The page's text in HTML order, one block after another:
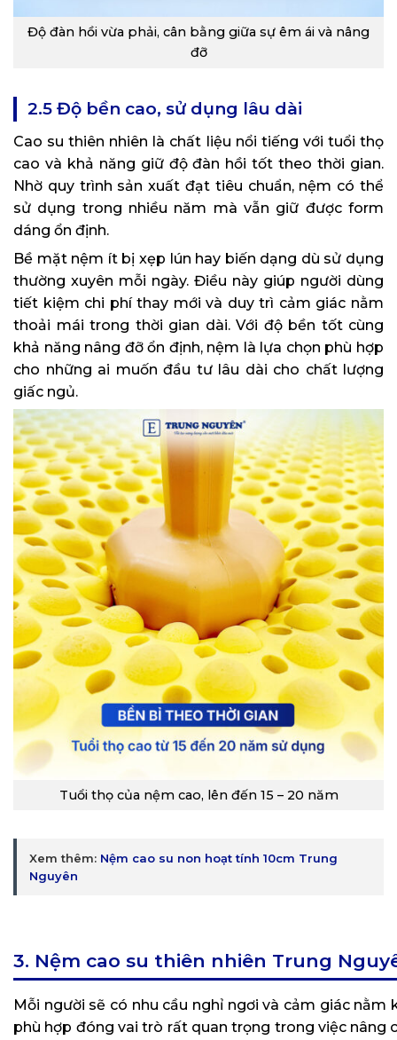
Độ đàn hồi vừa phải, cân bằng giữa sự êm ái và nâng
đỡ
2.5 Độ bền cao, sử dụng lâu dài
Cao su thiên nhiên là chất liệu nổi tiếng với tuổi thọ
cao và khả năng giữ độ đàn hồi tốt theo thời gian.
Nhờ quy trình sản xuất đạt tiêu chuẩn, nệm có thể
sử dụng trong nhiều năm mà vẫn giữ được form
dáng ổn định.
Bề mặt nệm ít bị xẹp lún hay biến dạng dù sử dụng
thường xuyên mỗi ngày. Điều này giúp người dùng
tiết kiệm chi phí thay mới và duy trì cảm giác nằm
thoải mái trong thời gian dài. Với độ bền tốt cùng
khả năng nâng đỡ ổn định, nệm là lựa chọn phù hợp
cho những ai muốn đầu tư lâu dài cho chất lượng
giấc ngủ.
Tuổi thọ của nệm cao, lên đến 15 – 20 năm
Xem thêm: Nệm cao su non hoạt tính 10cm Trung
Nguyên
3. Nệm cao su thiên nhiên Trung
Mỗi người sẽ có nhu cầu nghỉ ngơi và cảm giác nằm
phù hợp đóng vai trò rất quan trọng trong việc nâng